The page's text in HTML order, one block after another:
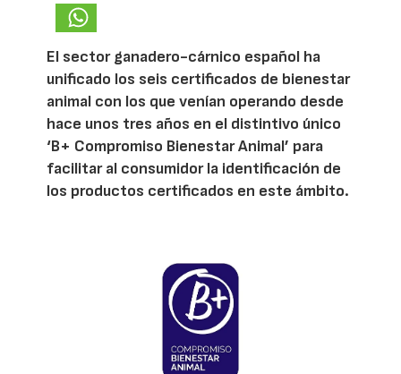
El sector ganadero-cárnico español ha
unificado los seis certificados de bienestar
animal con los que venían operando desde
hace unos tres años en el distintivo único
‘B+ Compromiso Bienestar Animal’ para
facilitar al consumidor la identificación de
los productos certificados en este ámbito.